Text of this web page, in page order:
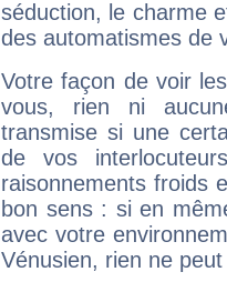
séduction, le charme
des automatismes de
Votre façon de voir
vous, rien ni
transmise si une
de vos
raisonnements froids
bon sens : si en
avec votre
Vénusien, rien ne